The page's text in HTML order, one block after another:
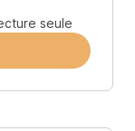
seule